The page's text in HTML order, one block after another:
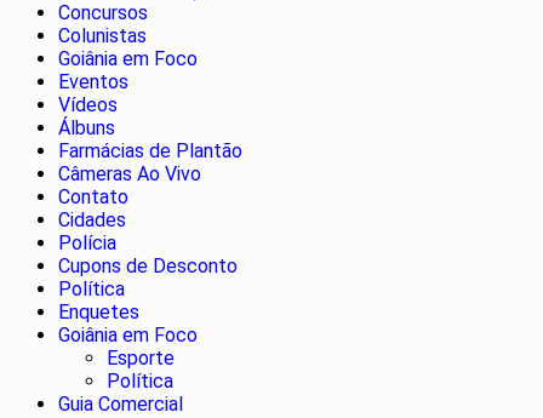
Concursos
Colunistas
Goiânia em Foco
Eventos
Vídeos
Álbuns
Farmácias de Plantão
Câmeras Ao Vivo
Contato
Cidades
Polícia
Cupons de Desconto
Política
Enquetes
Goiânia em Foco
Esporte
Política
Guia Comercial